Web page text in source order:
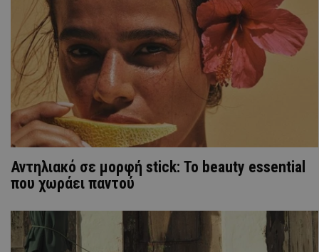
Αντηλιακό σε μορφή stick: Το beauty essential
που χωράει παντού